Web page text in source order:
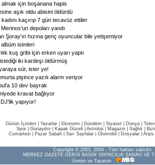
almak için boşanana hapis
aşık oldu abisini öldürdü
kaçırıp 7 gün tecavüz ettiler
depoları yandı
Şoray'ın hızına genç oyuncular bile yetişemiyor
albüm isimleri
kuş gribi için erken uyarı yaptı
iki kardeşi öldürmüş
sür, ister ye!
pişince yazılı alarm veriyor
10 dev bayrak
kravat bağlıyor
yapıyor!
Günün İçinden Yazarlar Ekonomi Gündem Siyaset Dünya |
Spor
Günaydın Kapak Güzeli Astroloji Magazin Sağlık
Cumartesi
Pazar Sabah Sarı Sayfalar Otomobil Dosyalar Arşiv
Copyright © 2003, 2004 - Tüm hakları saklıdır.
MERKEZ GAZETE DERGİ BASIM YAYINCILIK SANAYİ VE
Üretim ve Tasarım